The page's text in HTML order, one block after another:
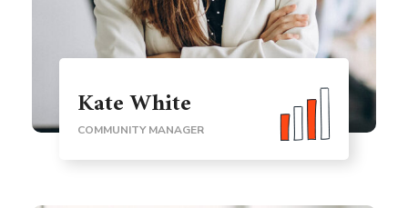
Kate White
COMMUNITY MANAGER